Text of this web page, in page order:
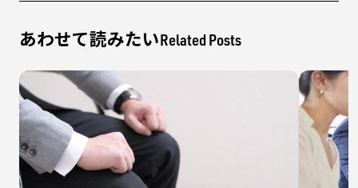
Related Posts
あわせて読みたい